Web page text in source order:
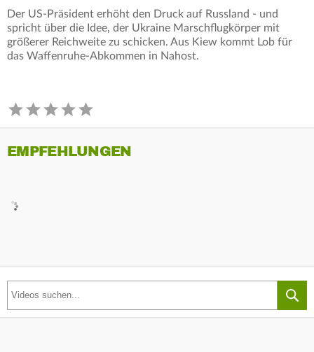
Der US-Präsident erhöht den Druck auf Russland - und
spricht über die Idee, der Ukraine Marschflugkörper mit
größerer Reichweite zu schicken. Aus Kiew kommt Lob für
das Waffenruhe-Abkommen in Nahost.
EMPFEHLUNGEN